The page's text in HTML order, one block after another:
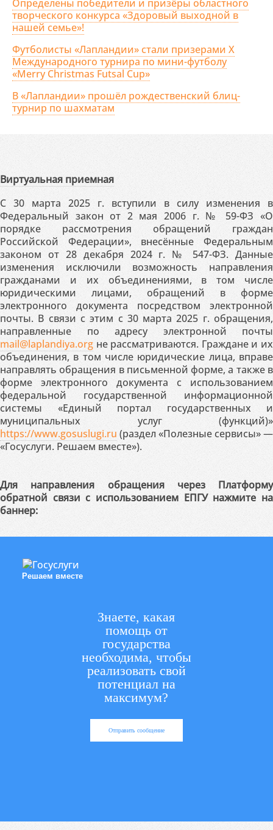
Определены победители и призёры областного
творческого конкурса «Здоровый выходной в
нашей семье»!
Футболисты «Лапландии» стали призерами X
Международного турнира по мини-футболу
«Merry Christmas Futsal Cup»
В «Лапландии» прошёл рождественский блиц-
турнир по шахматам
Виртуальная приемная
С 30 марта 2025 г. вступили в силу изменения в
Федеральный закон от 2 мая 2006 г. № 59-ФЗ «О
порядке рассмотрения обращений граждан
Российской Федерации», внесённые Федеральным
законом от 28 декабря 2024 г. № 547-ФЗ. Данные
изменения исключили возможность направления
гражданами и их объединениями, в том числе
юридическими лицами, обращений в форме
электронного документа посредством электронной
почты. В связи с этим с 30 марта 2025 г. обращения,
направленные по адресу электронной почты
mail@laplandiya.org не рассматриваются. Граждане и их
объединения, в том числе юридические лица, вправе
направлять обращения в письменной форме, а также в
форме электронного документа с использованием
федеральной государственной информационной
системы «Единый портал государственных и
муниципальных услуг (функций)»
https://www.gosuslugi.ru (раздел «Полезные сервисы» —
«Госуслуги. Решаем вместе»).
Для направления обращения через Платформу
обратной связи с использованием ЕПГУ нажмите на
баннер:
Решаем вместе
Знаете, какая
помощь от
государства
необходима, чтобы
реализовать свой
потенциал на
максимум?
Отправить сообщение